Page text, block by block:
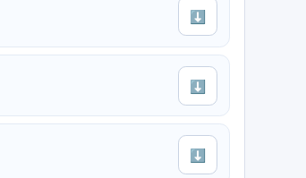
⬇
⬇
⬇